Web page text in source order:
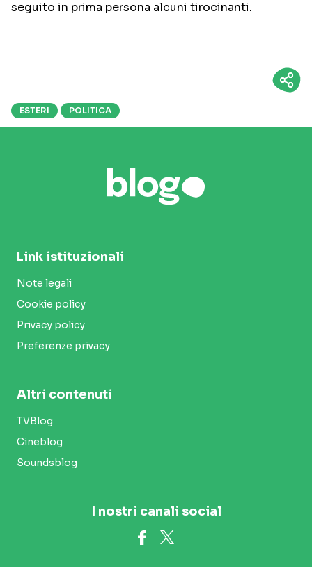
seguito in prima persona alcuni tirocinanti.
ESTERI POLITICA
Link istituzionali
Note legali
Cookie policy
Privacy policy
Preferenze privacy
Altri contenuti
TVBlog
Cineblog
Soundsblog
I nostri canali social